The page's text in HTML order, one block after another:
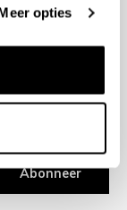
opties
Abonneer